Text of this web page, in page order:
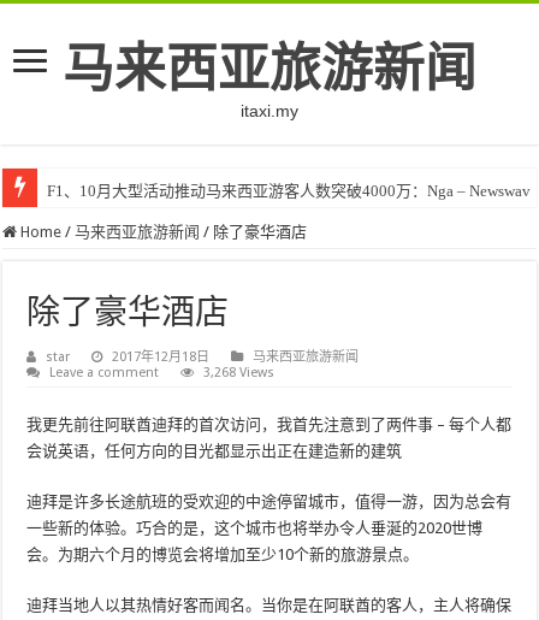
马来西亚旅游新闻
itaxi.my
F1、10月大型活动推动马来西亚游客人数突破4000万：Nga – Newswav
Home / 马来西亚旅游新闻 / 除了豪华酒店
除了豪华酒店
star 2017年12月18日
马来西亚旅游新闻
Leave a comment
3,268 Views
我更先前往阿联酋迪拜的首次访问，我首先注意到了两件事 – 每个人都
会说英语，任何方向的目光都显示出正在建造新的建筑
迪拜是许多长途航班的受欢迎的中途停留城市，值得一游，因为总会有
一些新的体验。巧合的是，这个城市也将举办令人垂涎的2020世博
会。为期六个月的博览会将增加至少10个新的旅游景点。
迪拜当地人以其热情好客而闻名。当你是在阿联酋的客人，主人将确保